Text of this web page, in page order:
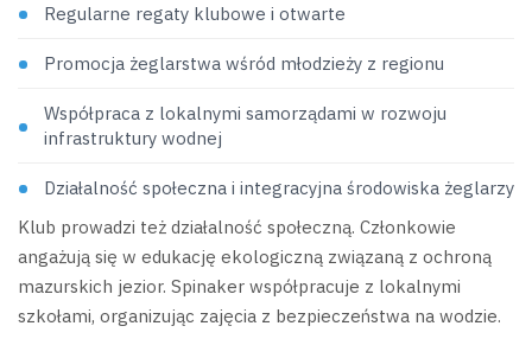
Regularne regaty klubowe i otwarte
Promocja żeglarstwa wśród młodzieży z regionu
Współpraca z lokalnymi samorządami w rozwoju
infrastruktury wodnej
Działalność społeczna i integracyjna środowiska żeglarzy
Klub prowadzi też działalność społeczną. Członkowie
angażują się w edukację ekologiczną związaną z ochroną
mazurskich jezior. Spinaker współpracuje z lokalnymi
szkołami, organizując zajęcia z bezpieczeństwa na wodzie.